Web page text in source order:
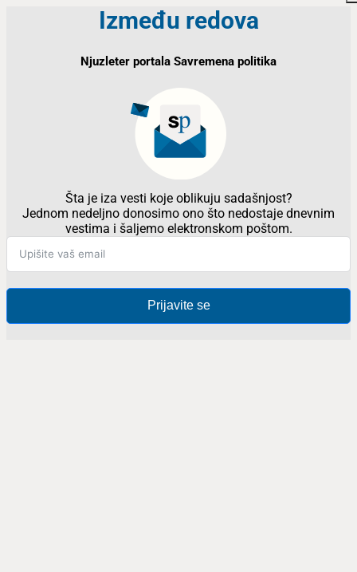
Između redova
Njuzleter portala Savremena politika
Šta je iza vesti koje oblikuju sadašnjost?
Jednom nedeljno donosimo ono što nedostaje dnevnim
vestima i šaljemo elektronskom poštom.
Prijavite se